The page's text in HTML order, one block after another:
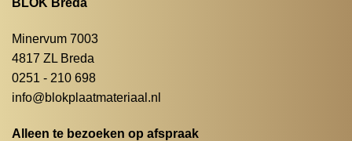
BLOK Breda
Minervum 7003
4817 ZL Breda
0251 - 210 698
info@blokplaatmateriaal.nl
Alleen te bezoeken op afspraak